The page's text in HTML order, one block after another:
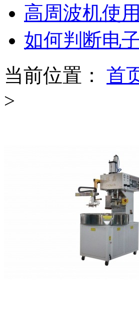
高周波机使
如何判断电
当前位置：
首
>